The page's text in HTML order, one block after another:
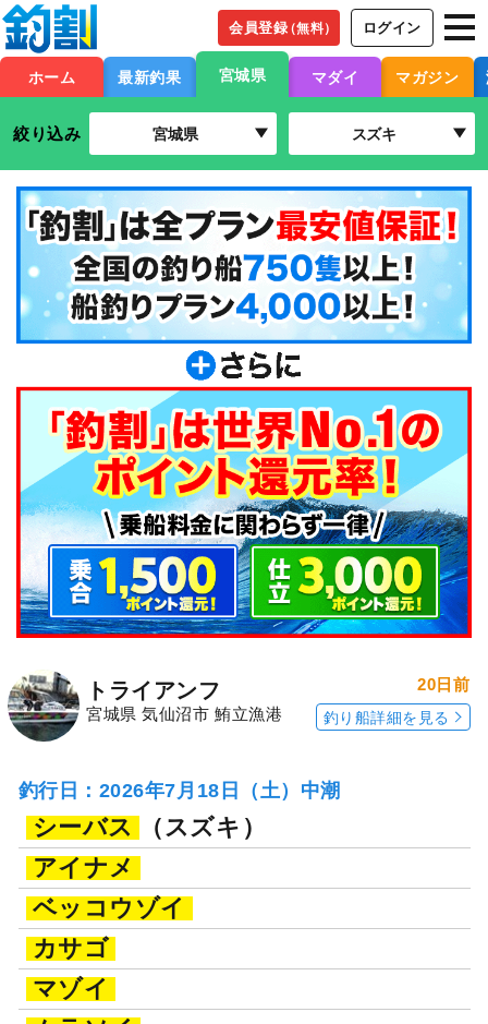
会員登録（無料） ログイン
ホーム 最新釣果 宮城県 マダイ マガジン
絞り込み 宮城県 スズキ
トライアンフ
宮城県 気仙沼市 鮪立漁港
20日前
釣り船詳細を見る
釣行日：2026年7月18日（土）中潮
シーバス
（スズキ）
アイナメ
ベッコウゾイ
カサゴ
マゾイ